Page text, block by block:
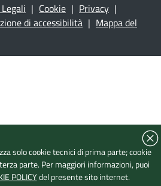
| Cookie | Privacy |
di accessibilità | Mappa del
solo cookie tecnici di prima parte; cookie
parte. Per maggiori informazioni, puoi
POLICYdel presente sito internet.